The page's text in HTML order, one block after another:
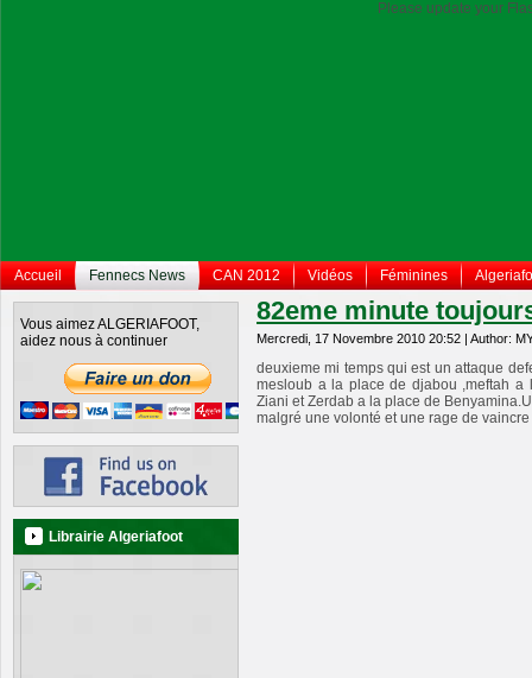
Please update your
Accueil Fennecs News CAN 2012 Vidéos Féminines
Vous aimez ALGERIAFOOT,
aidez nous à continuer
Librairie Algeriafoot
82eme minute
Mercredi, 17 Novembre 2010 20:52 | Author:
deuxieme mi temps qui est un attaque
mesloub a la place de djabou ,meftah
Ziani et Zerdab a la place de
malgré une volonté et une rage de vaincre